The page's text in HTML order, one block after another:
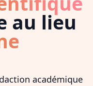
au lieu
académique